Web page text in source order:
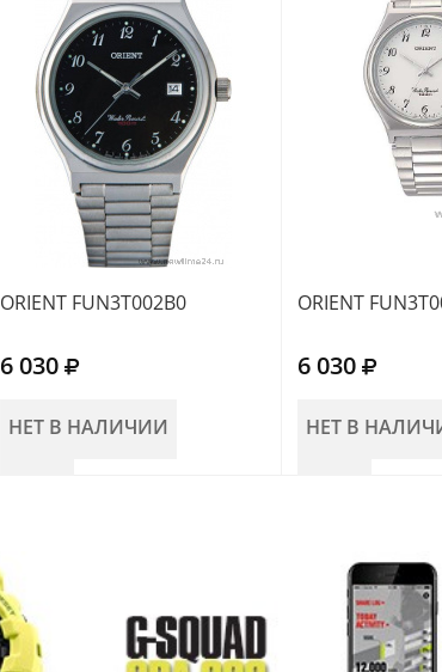
ORIENT FUN3T002B0
6 030
НЕТ В НАЛИЧИИ
ORIENT
6 030
НЕТ В